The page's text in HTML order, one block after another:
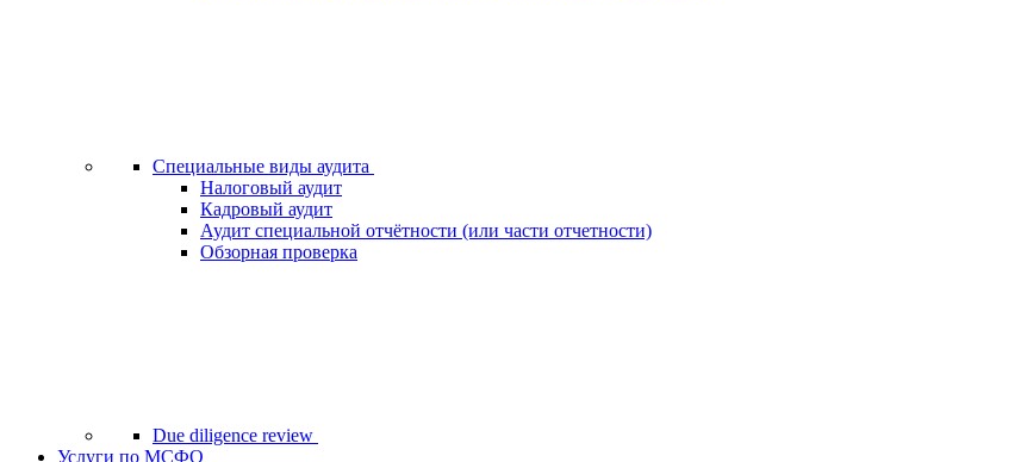
Специальные виды аудита
Налоговый аудит
Кадровый аудит
Аудит специальной отчётности (или части отчетности)
Обзорная проверка
Due diligence review
Услуги по МСФО